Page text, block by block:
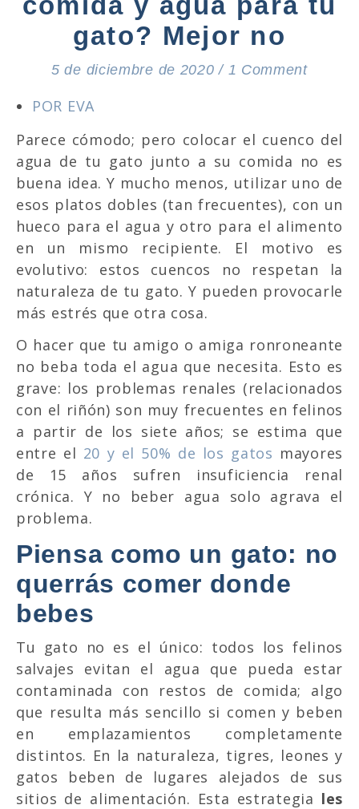
gato? Mejor no
5 de diciembre de 2020 / 1 Comment
POR EVA
Parece cómodo; pero colocar el cuenco del
agua de tu gato junto a su comida no es
buena idea. Y mucho menos, utilizar uno de
esos platos dobles (tan frecuentes), con un
hueco para el agua y otro para el alimento
en un mismo recipiente. El motivo es
evolutivo: estos cuencos no respetan la
naturaleza de tu gato. Y pueden provocarle
más estrés que otra cosa.
O hacer que tu amigo o amiga ronroneante
no beba toda el agua que necesita. Esto es
grave: los problemas renales (relacionados
con el riñón) son muy frecuentes en felinos
a partir de los siete años; se estima que
entre el 20 y el 50% de los gatos mayores
de 15 años sufren insuficiencia renal
crónica. Y no beber agua solo agrava el
problema.
Piensa como un gato: no
querrás comer donde
bebes
Tu gato no es el único: todos los felinos
salvajes evitan el agua que pueda estar
contaminada con restos de comida; algo
que resulta más sencillo si comen y beben
en emplazamientos completamente
distintos. En la naturaleza, tigres, leones y
gatos beben de lugares alejados de sus
sitios de alimentación. Esta estrategia les